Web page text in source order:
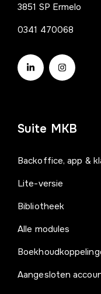
3851 SP Ermelo
0341 470068
Suite MKB
Backoffice, app &
Lite-versie
Bibliotheek
Alle modules
Aangesloten